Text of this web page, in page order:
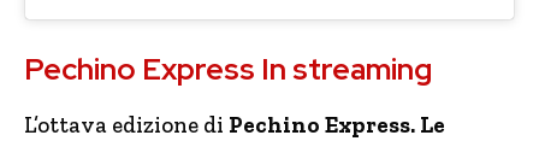
Pechino Express In streaming
L’ottava edizione di Pechino Express. Le